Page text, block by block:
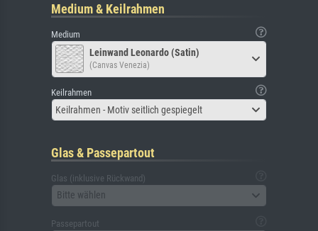
Medium & Keilrahmen
Medium
Leinwand Leonardo (Satin)
(Canvas Venezia)
Keilrahmen
Keilrahmen - Motiv seitlich gespiegelt
Glas & Passepartout
Glas (inklusive Rückwand)
Bitte wählen
Passepartout